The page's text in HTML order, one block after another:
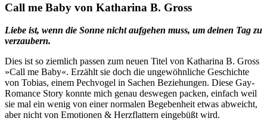
Call me Baby von Katharina B. Gross
Liebe ist, wenn die Sonne nicht aufgehen muss, um deinen Tag zu
verzaubern.
Dies ist so ziemlich passen zum neuen Titel von Katharina B. Gross
»Call me Baby«. Erzählt sie doch die ungewöhnliche Geschichte
von Tobias, einem Pechvogel in Sachen Beziehungen. Diese Gay-
Romance Story konnte mich genau deswegen packen, einfach weil
sie mal ein wenig von einer normalen Begebenheit etwas abweicht,
aber nicht von Emotionen & Herzflattern eingebüßt wird.